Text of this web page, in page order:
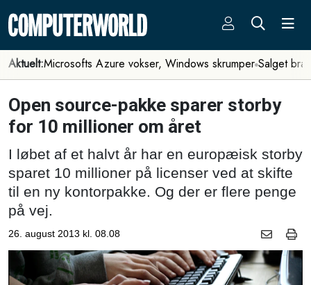
Aktuelt:Microsofts Azure vokser, Windows skrumper Salget
Open source-pakke sparer storby
for 10 millioner om året
I løbet af et halvt år har en europæisk storby
sparet 10 millioner på licenser ved at skifte
til en ny kontorpakke. Og der er flere penge
på vej.
26. august 2013 kl. 08.08